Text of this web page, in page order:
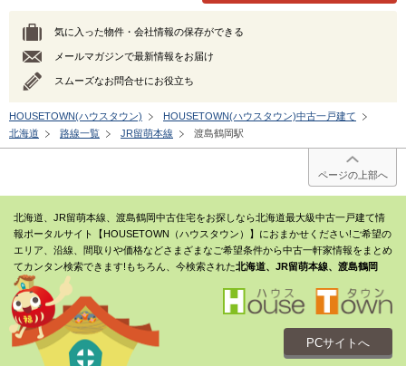
気に入った物件・会社情報の保存ができる
メールマガジンで最新情報をお届け
スムーズなお問合せにお役立ち
HOUSETOWN(ハウスタウン)
HOUSETOWN(ハウスタウン)中古一戸建て
北海道
路線一覧 JR留萌本線 渡島鶴岡駅
ページの上部へ
北海道、JR留萌本線、渡島鶴岡中古住宅をお探しなら北海道最大級中古一戸建て情
報ポータルサイト【HOUSETOWN（ハウスタウン）】におまかせください!ご希望の
エリア、沿線、間取りや価格などさまざまなご希望条件から中古一軒家情報をまとめ
てカンタン検索できます!もちろん、今検索された北海道、JR留萌本線、渡島鶴岡
PCサイトへ